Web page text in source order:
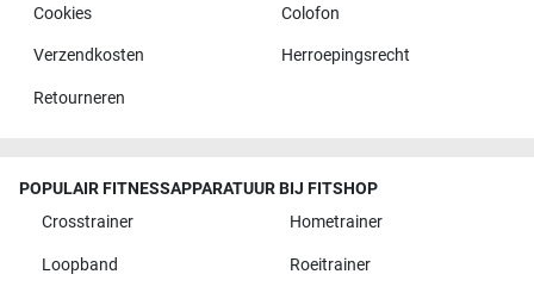
Cookies Colofon
Verzendkosten Herroepingsrecht
Retourneren
POPULAIR FITNESSAPPARATUUR BIJ FITSHOP
Crosstrainer
Hometrainer
Loopband Roeitrainer